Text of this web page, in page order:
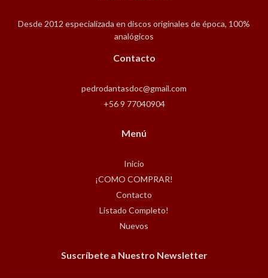
Desde 2012 especializada en discos originales de época, 100%
analógicos
Contacto
pedrodantasdoc@gmail.com
+56 9 77040904
Menú
Inicio
¡COMO COMPRAR!
Contacto
Listado Completo!
Nuevos
Suscríbete a Nuestro Newsletter